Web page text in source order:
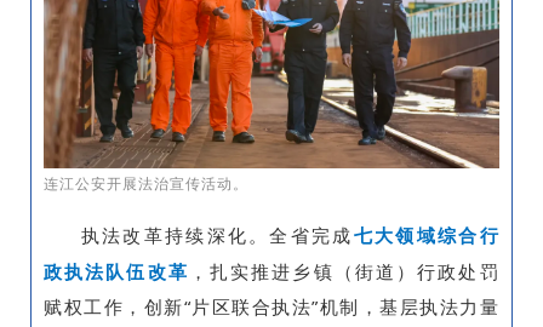
连江公安开展法治宣传活动。
执法改革持续深化。全省完成七大领域综合行
政执法队伍改革 ，扎实推进乡镇（街道）行政处罚
赋权工作，创新“片区联合执法”机制，基层执法力量